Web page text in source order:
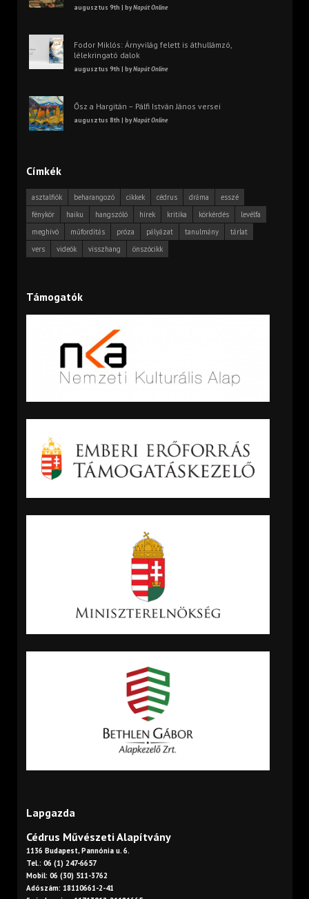
augusztus 9th | byNapút Online
Fodor Miklós: Árnyvilág felett is áthullámzó,
lélekringató dalok
augusztus 9th | byNapút Online
Ősz a Hargitán – Pálfi István János versei
augusztus 8th | byNapút Online
Címkék
asztalfiók beharangozó cikkek cédrus dráma
esszé
fénykör
haiku hangszóló hírek kritika körkérdés
levélfa
meghívó
műfordítás próza pályázat tanulmány
tárlat
vers
videók visszhang önszócikk
Támogatók
Lapgazda
Cédrus Művészeti Alapítvány
1136 Budapest, Pannónia u. 6.
Tel.: 06 (1) 247-6657
Mobil: 06 (30) 511-3762
Adószám: 18110661-2-41